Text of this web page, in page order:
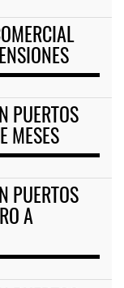
PUERTOS
MESES
PUERTOS
A